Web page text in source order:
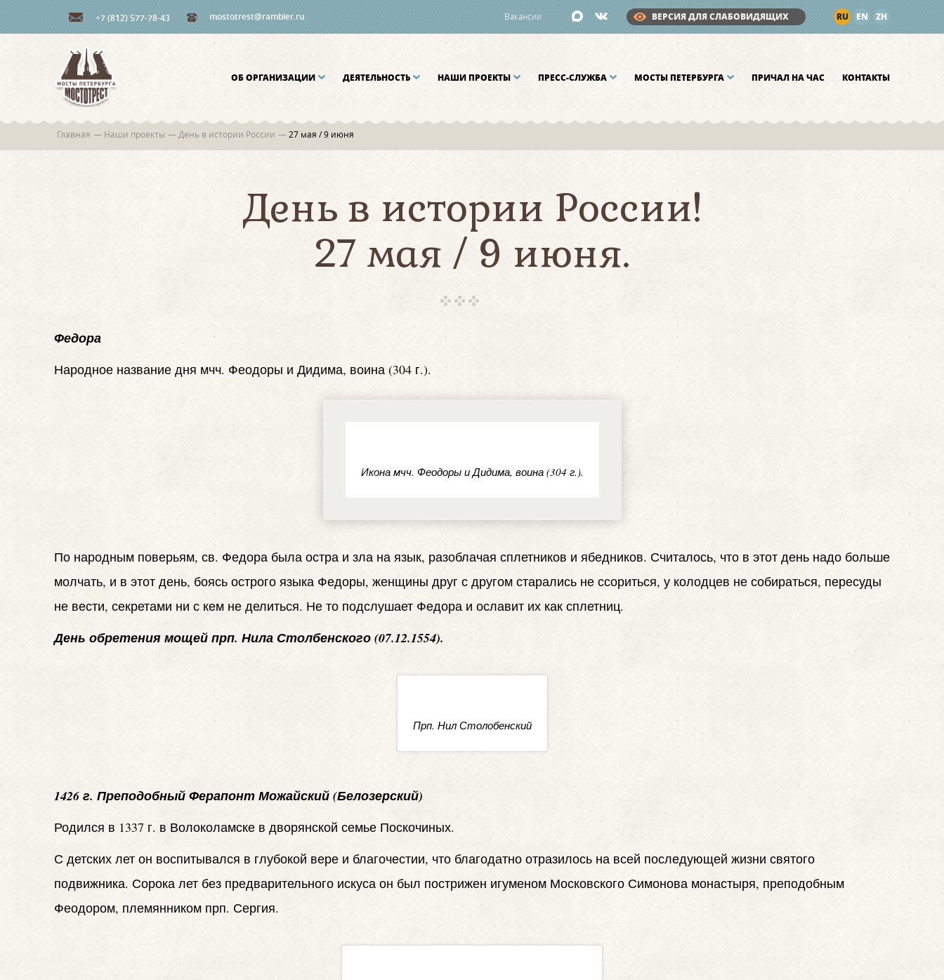
+7 (812) 577-78-43 mostotrest@rambler.ru RU EN ZH
ВЕРСИЯ ДЛЯ СЛАБОВИДЯЩИХ
Вакансии
ОБ ОРГАНИЗАЦИИ ДЕЯТЕЛЬНОСТЬ НАШИ ПРОЕКТЫ ПРЕСС-СЛУЖБА МОСТЫ ПЕТЕРБУРГА ПРИЧАЛ НА ЧАС КОНТАКТЫ
Главная — Наши проекты — День в истории России — 27 мая / 9 июня
День в истории России!
27 мая / 9 июня.
Федора
Народное название дня мчч. Феодоры и Дидима, воина (304 г.).
Икона мчч. Феодоры и Дидима, воина (304 г.).
По народным поверьям, св. Федора была остра и зла на язык, разоблачая сплетников и ябедников. Считалось, что в этот день надо больше
молчать, и в этот день, боясь острого языка Федоры, женщины друг с другом старались не ссориться, у колодцев не собираться, пересуды
не вести, секретами ни с кем не делиться. Не то подслушает Федора и ославит их как сплетниц.
День обретения мощей прп. Нила Столбенского (07.12.1554).
Прп. Нил Столобенский
1426 г. Преподобный Ферапонт Можайский (Белозерский)
Родился в 1337 г. в Волоколамске в дворянской семье Поскочиных.
С детских лет он воспитывался в глубокой вере и благочестии, что благодатно отразилось на всей последующей жизни святого
подвижника. Сорока лет без предварительного искуса он был пострижен игуменом Московского Симонова монастыря, преподобным
Феодором, племянником прп. Сергия.